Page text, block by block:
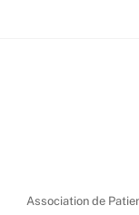
Association de